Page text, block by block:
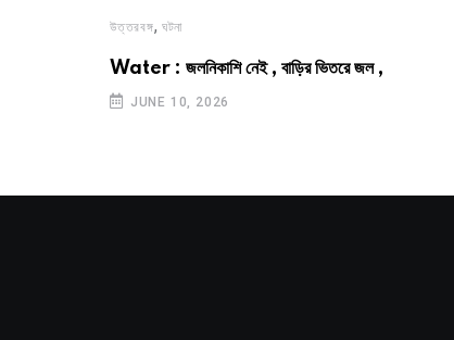
উত্তরবঙ্গ, ঘটনা
Water : জলনিকাশি নেই , বাড়ির ভিতরে জল ,
JUNE 10, 2026